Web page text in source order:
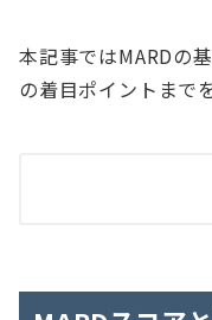
本記事ではMARDの
の着目ポイントまで